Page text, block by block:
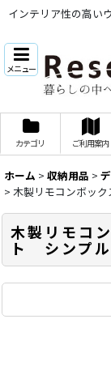
インテリア性の高い
メニュー
カテゴリ ご利用案内
ホーム > 収納用品 >
> 木製リモコンボッ
木製リモコ
ト シンプル